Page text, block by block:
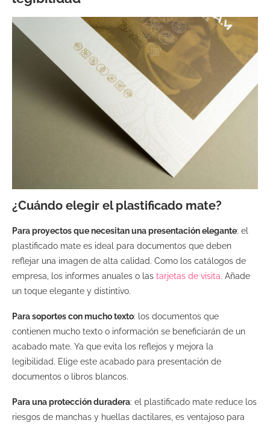
¿Cuándo elegir el plastificado mate?
Para proyectos que necesitan una presentación elegante: el
plastificado mate es ideal para documentos que deben
reflejar una imagen de alta calidad. Como los catálogos de
empresa, los informes anuales o las tarjetas de visita. Añade
un toque elegante y distintivo.
Para soportes con mucho texto: los documentos que
contienen mucho texto o información se beneficiarán de un
acabado mate. Ya que evita los reflejos y mejora la
legibilidad. Elige este acabado para presentación de
documentos o libros blancos.
Para una protección duradera: el plastificado mate reduce los
riesgos de manchas y huellas dactilares, es ventajoso para